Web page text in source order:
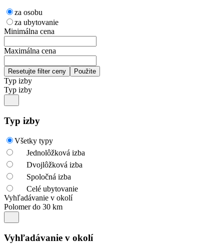
za osobu
za ubytovanie
Minimálna cena
Maximálna cena
Typ izby
Typ izby
Typ izby
Všetky typy
Jednolôžková izba
Dvojlôžková izba
Spoločná izba
Celé ubytovanie
Vyhľadávanie v okolí
Polomer do 30 km
Vyhľadávanie v okolí